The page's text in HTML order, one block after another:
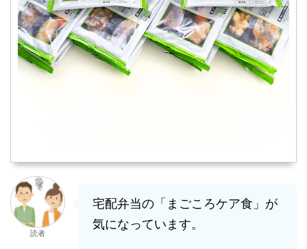
読者
宅配弁当の「まごころケア食」が
気になっています。